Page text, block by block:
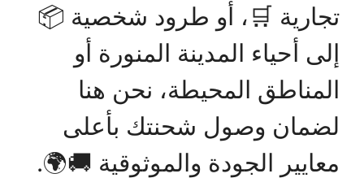
تجارية 🛒، أو طرود شخصية 📦
إلى أحياء المدينة المنورة أو
المناطق المحيطة، نحن هنا
لضمان وصول شحنتك بأعلى
معايير الجودة والموثوقية 🚚🌍.